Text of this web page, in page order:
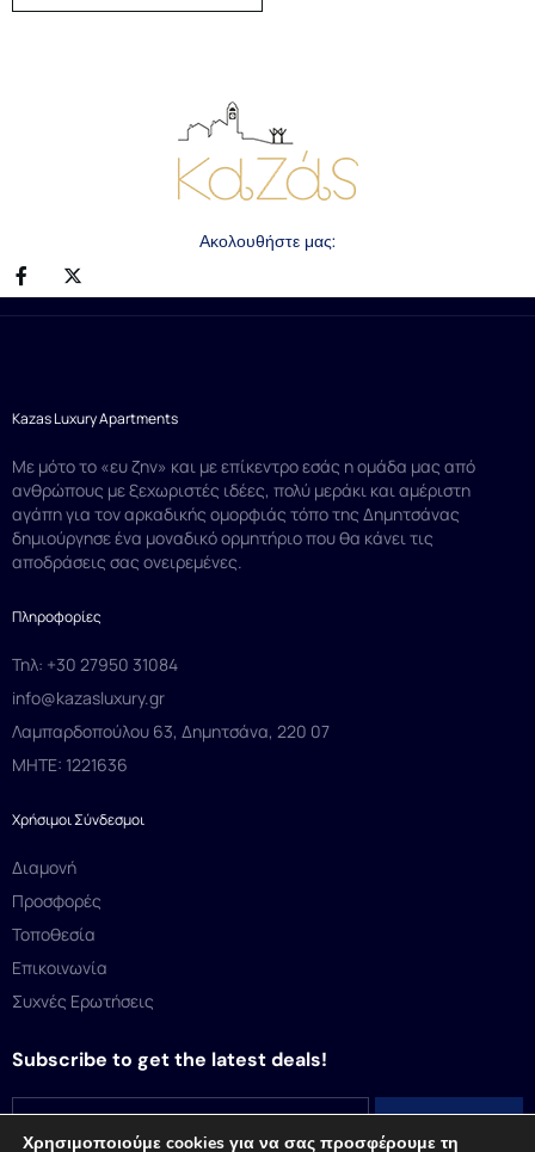
Ακολουθήστε μας:
Kazas Luxury Apartments
Με μότο το «ευ ζην» και με επίκεντρο εσάς η ομάδα μας από
ανθρώπους με ξεχωριστές ιδέες, πολύ μεράκι και αμέριστη
αγάπη για τον αρκαδικής ομορφιάς τόπο της Δημητσάνας
δημιούργησε ένα μοναδικό ορμητήριο που θα κάνει τις
αποδράσεις σας ονειρεμένες.
Πληροφορίες
Τηλ: +30 27950 31084
info@kazasluxury.gr
Λαμπαρδοπούλου 63, Δημητσάνα, 220 07
MHTE: 1221636
Χρήσιμοι Σύνδεσμοι
Διαμονή
Προσφορές
Τοποθεσία
Επικοινωνία
Συχνές Ερωτήσεις
Subscribe to get the latest deals!
Χρησιμοποιούμε cookies για να σας προσφέρουμε τη